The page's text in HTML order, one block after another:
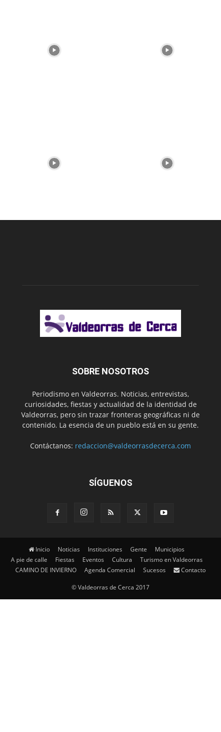
SOBRE NOSOTROS
Periodismo en Valdeorras. Noticias, entrevistas,
curiosidades, fiestas y actualidad de la identidad de
Valdeorras, pero sin trazar fronteras geográficas ni de
contenido. La esencia de un pueblo está en su gente.
Contáctanos: redaccion@valdeorrasdecerca.com
SÍGUENOS
Inicio Noticias Instituciones Gente
Municipios
A pie de calle
Fiestas Eventos Cultura
Turismo en Valdeorras
CAMINO DE INVIERNO
Agenda Comercial Sucesos Contacto
© Valdeorras de Cerca 2017